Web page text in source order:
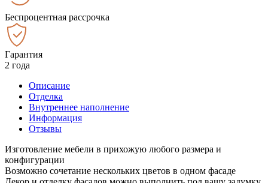
Беспроцентная рассрочка
Гарантия
2 года
Описание
Отделка
Внутреннее наполнение
Информация
Отзывы
Изготовление мебели в прихожую любого размера и
конфигурации
Возможно сочетание нескольких цветов в одном фасаде